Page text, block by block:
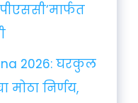
2026: घरकुल
मोठा निर्णय,